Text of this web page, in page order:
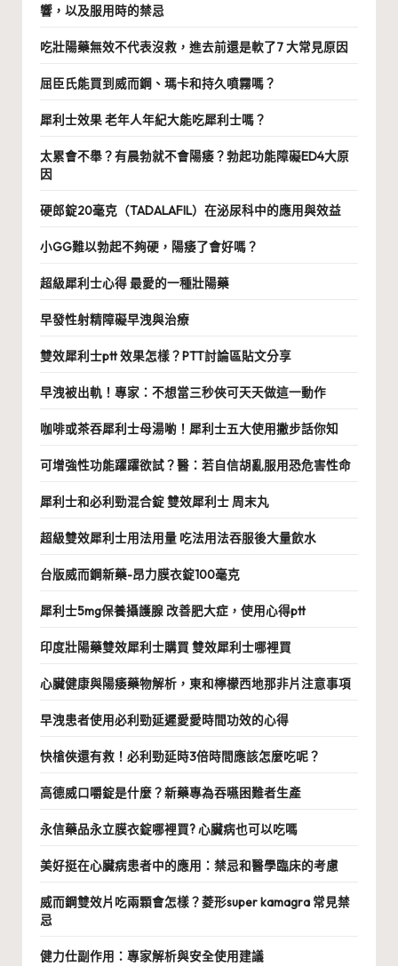
響，以及服用時的禁忌
吃壯陽藥無效不代表沒救，進去前還是軟了7 大常見原因
屈臣氏能買到威而鋼、瑪卡和持久噴霧嗎？
犀利士效果 老年人年紀大能吃犀利士嗎？
太累會不舉？有晨勃就不會陽痿？勃起功能障礙ED4大原
因
硬郎錠20毫克（TADALAFIL）在泌尿科中的應用與效益
小GG難以勃起不夠硬，陽痿了會好嗎？
超級犀利士心得 最愛的一種壯陽藥
早發性射精障礙早洩與治療
雙效犀利士ptt 效果怎樣？PTT討論區貼文分享
早洩被出軌！專家：不想當三秒俠可天天做這一動作
咖啡或茶吞犀利士母湯喲！犀利士五大使用撇步話你知
可增強性功能躍躍欲試？醫：若自信胡亂服用恐危害性命
犀利士和必利勁混合錠 雙效犀利士 周末丸
超級雙效犀利士用法用量 吃法用法吞服後大量飲水
台版威而鋼新藥-昂力膜衣錠100毫克
犀利士5mg保養攝護腺 改善肥大症，使用心得ptt
印度壯陽藥雙效犀利士購買 雙效犀利士哪裡買
心臟健康與陽痿藥物解析，東和檸檬西地那非片注意事項
早洩患者使用必利勁延遲愛愛時間功效的心得
快槍俠還有救！必利勁延時3倍時間應該怎麼吃呢？
高德威口嚼錠是什麼？新藥專為吞嚥困難者生產
永信藥品永立膜衣錠哪裡買? 心臟病也可以吃嗎
美好挺在心臟病患者中的應用：禁忌和醫學臨床的考慮
威而鋼雙效片吃兩顆會怎樣？菱形super kamagra 常見禁
忌
健力仕副作用：專家解析與安全使用建議